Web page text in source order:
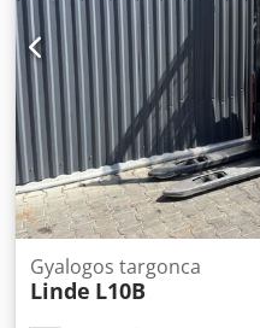
Gyalogos targonca
Linde L10B